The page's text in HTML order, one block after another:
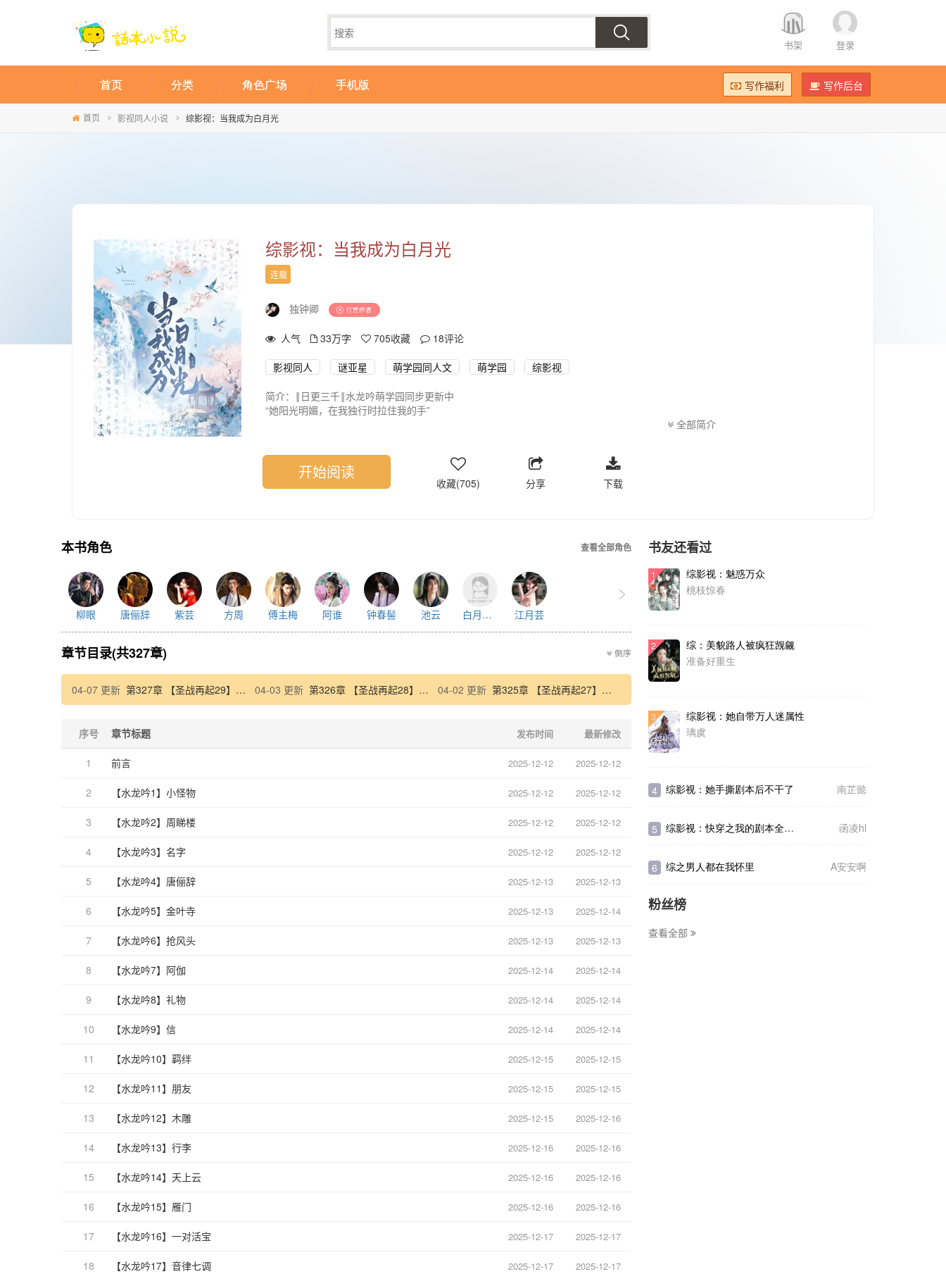
书架 登录
写作福利 写作后台
首页 分类 角色广场 手机版
首页 影视同人小说 综影视：当我成为白月光
综影视：当我成为白月光
连载
独钟卿
人气 33万字 705收藏 18评论
影视同人 谜亚星 萌学园同人文 萌学园 综影视
简介：‖日更三千‖水龙吟萌学园同步更新中
“她阳光明媚，在我独行时拉住我的手”
【水龙吟】ing 唐俪辞×救世神女
【萌学园】ing谜亚星&欧趴×守护星
全部简介
开始阅读
收藏(705) 分享 下载
本书角色 查看全部角色
柳眼 唐俪辞 紫芸 方周 傅主梅 阿谁 钟春髻 池云 白月光系统 江月芸
>
章节目录(共327章) 倒序
04-07 更新 第327章 【圣战再起29】害怕的东西 04-03 更新 第326章 【圣战再起28】毒蜘蛛 04-02 更新 第325章 【圣战再起27】恢复神智
序号 章节标题 发布时间 最新修改
1 前言 2025-12-12 2025-12-12
2 【水龙吟1】小怪物 2025-12-12 2025-12-12
3 【水龙吟2】周睇楼 2025-12-12 2025-12-12
4 【水龙吟3】名字 2025-12-12 2025-12-12
5 【水龙吟4】唐俪辞 2025-12-13 2025-12-13
6 【水龙吟5】金叶寺 2025-12-13 2025-12-14
7 【水龙吟6】抢风头 2025-12-13 2025-12-13
8 【水龙吟7】阿伽 2025-12-14 2025-12-14
9 【水龙吟8】礼物 2025-12-14 2025-12-14
10 【水龙吟9】信 2025-12-14 2025-12-14
11 【水龙吟10】羁绊 2025-12-15 2025-12-15
12 【水龙吟11】朋友 2025-12-15 2025-12-15
13 【水龙吟12】木雕 2025-12-15 2025-12-16
14 【水龙吟13】行李 2025-12-16 2025-12-16
15 【水龙吟14】天上云 2025-12-16 2025-12-16
16 【水龙吟15】雁门 2025-12-16 2025-12-16
17 【水龙吟16】一对活宝 2025-12-17 2025-12-17
18 【水龙吟17】音律七调 2025-12-17 2025-12-17
书友还看过
1
综影视：魅惑万众
桃枝惊春
2
综：美貌路人被疯狂觊觎
准备好重生
3
综影视：她自带万人迷属性
璃虞
4 综影视：她手撕剧本后不干了 南芷懿
5 综影视：快穿之我的剧本全是HE 函凌hl
6 综之男人都在我怀里 A安安啊
粉丝榜
查看全部